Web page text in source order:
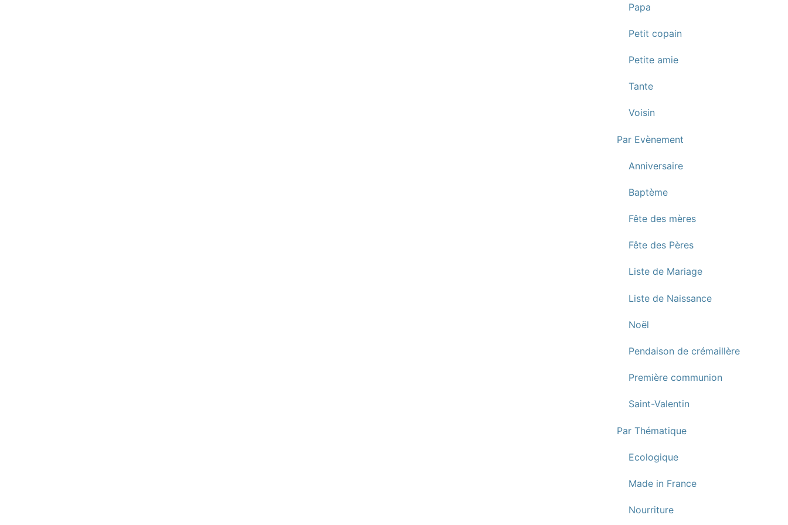
Papa
Petit copain
Petite amie
Tante
Voisin
Par Evènement
Anniversaire
Baptème
Fête des mères
Fête des Pères
Liste de Mariage
Liste de Naissance
Noël
Pendaison de crémaillère
Première communion
Saint-Valentin
Par Thématique
Ecologique
Made in France
Nourriture